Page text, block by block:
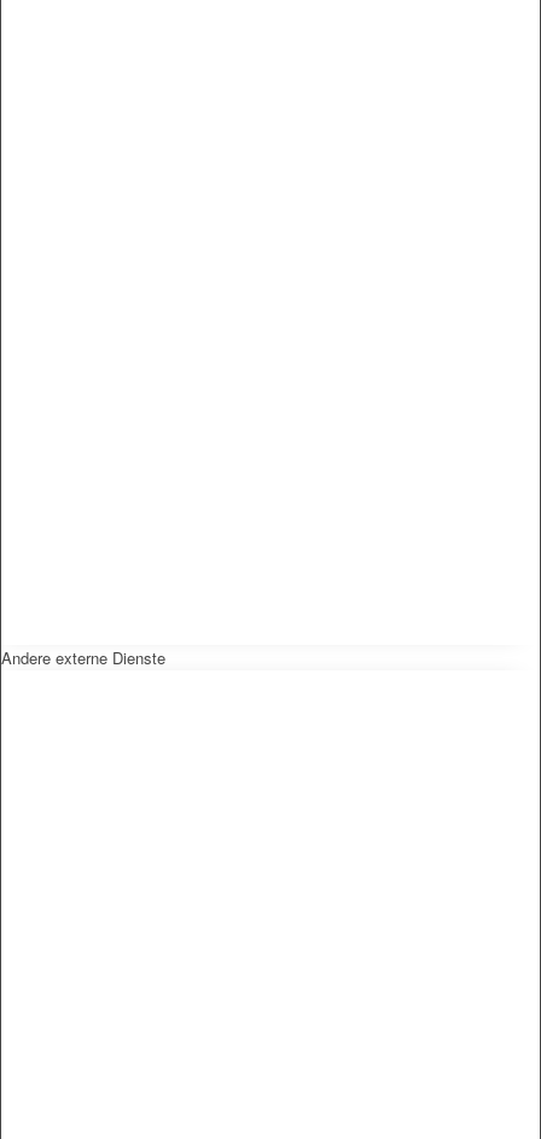
Andere externe Dienste